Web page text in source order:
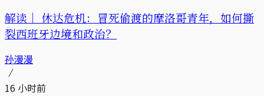
解读｜ 休达危机：冒死偷渡的摩洛哥青年，如何撕
裂西班牙边境和政治？
孙漫漫
16 小时前